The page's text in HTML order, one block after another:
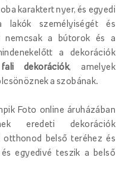
karaktert nyer, és egyedi
személyiségét és
nemcsak a bútorok és a
a dekorációk
fali dekorációk, amelyek
a szobának.
Foto online áruházában
eredeti dekorációk
otthonod belső teréhez és
egyedivé teszik a belső